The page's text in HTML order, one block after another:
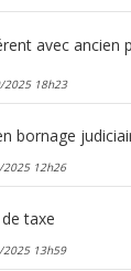
avec ancien
18h23
bornage
12h26
taxe
13h59